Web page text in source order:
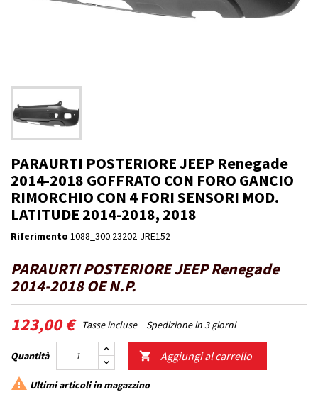
PARAURTI POSTERIORE JEEP Renegade
2014-2018 GOFFRATO CON FORO GANCIO
RIMORCHIO CON 4 FORI SENSORI MOD.
LATITUDE 2014-2018, 2018
Riferimento 1088_300.23202-JRE152
PARAURTI POSTERIORE JEEP Renegade
2014-2018 OE N.P.
123,00 € Tasse incluse Spedizione in 3 giorni
Quantità  Aggiungi al carrello
 Ultimi articoli in magazzino